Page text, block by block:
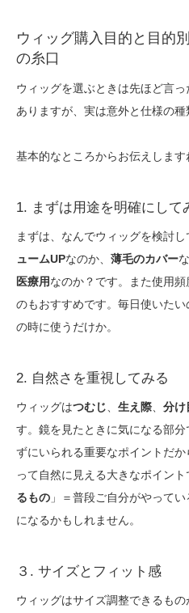
ウィッグ購入目的と目的
の糸口
ウィッグを選ぶときは先ほど言
ありますが、実は意外と仕様の種
基本的なところからお伝えします
1. まずは用途を明確にして
まずは、なんでウィッグを検討
ュームUPなのか、 薄毛のカバー
医療用なのか？です。また使用
のもおすすめです。毎日使いた
の時に使うだけか。
2. 自然さを重視してみる
ウィッグはつむじ 生え際 分け
す。鏡を見たときに気になる部
ずにいられる重要なポイントだ
って自然に見える大きなポイント
るもの 」＝普段ご自分がやって
になるかもしれません。
３. サイズとフィット感
ウィッグはサイズ調整できるも